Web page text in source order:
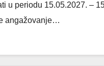
u periodu 15.05.2027. –
angažovanje…